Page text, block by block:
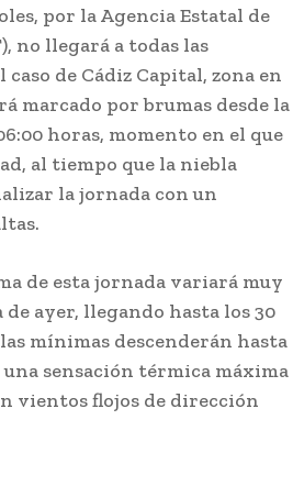
por la Agencia Estatal de
no llegará a todas las
caso de Cádiz Capital, zona en
marcado por brumas desde la
horas, momento en el que
al tiempo que la niebla
la jornada con un
de esta jornada variará muy
de ayer, llegando hasta los 30
mínimas descenderán hasta
una sensación térmica máxima
vientos flojos de dirección